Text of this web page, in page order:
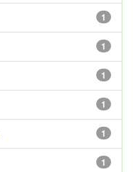
1
1
1
1
1
1